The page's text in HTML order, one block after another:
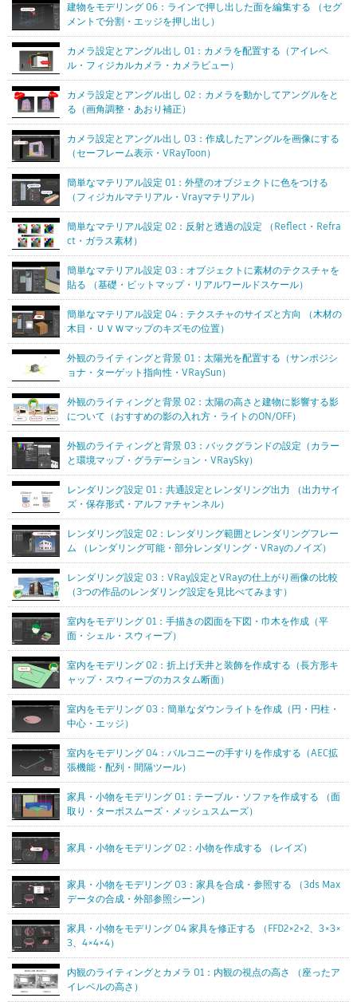
建物をモデリング 06：ラインで押し出した面を編集する （セグ
メントで分割・エッジを押し出し）
カメラ設定とアングル出し 01：カメラを配置する（アイレベ
ル・フィジカルカメラ・カメラビュー）
カメラ設定とアングル出し 02：カメラを動かしてアングルをと
る（画角調整・あおり補正）
カメラ設定とアングル出し 03：作成したアングルを画像にする
（セーフレーム表示・VRayToon）
簡単なマテリアル設定 01：外壁のオブジェクトに色をつける
（フィジカルマテリアル・Vrayマテリアル）
簡単なマテリアル設定 02：反射と透過の設定 （Reflect・Refra
ct・ガラス素材）
簡単なマテリアル設定 03：オブジェクトに素材のテクスチャを
貼る （基礎・ビットマップ・リアルワールドスケール）
簡単なマテリアル設定 04：テクスチャのサイズと方向 （木材の
木目・ＵＶＷマップのキズモの位置）
外観のライティングと背景 01：太陽光を配置する（サンポジシ
ョナ・ターゲット指向性・VRaySun）
外観のライティングと背景 02：太陽の高さと建物に影響する影
について（おすすめの影の入れ方・ライトのON/OFF）
外観のライティングと背景 03：バックグランドの設定（カラー
と環境マップ・グラデーション・VRaySky）
レンダリング設定 01：共通設定とレンダリング出力 （出力サイ
ズ・保存形式・アルファチャンネル）
レンダリング設定 02：レンダリング範囲とレンダリングフレー
ム （レンダリング可能・部分レンダリング・VRayのノイズ）
レンダリング設定 03：VRay設定とVRayの仕上がり画像の比較
（3つの作品のレンダリング設定を見比べてみます）
室内をモデリング 01：手描きの図面を下図・巾木を作成（平
面・シェル・スウィープ）
室内をモデリング 02：折上げ天井と装飾を作成する（長方形キ
ャップ・スウィープのカスタム断面）
室内をモデリング 03：簡単なダウンライトを作成（円・円柱・
中心・エッジ）
室内をモデリング 04：バルコニーの手すりを作成する（AEC拡
張機能・配列・間隔ツール）
家具・小物をモデリング 01：テーブル・ソファを作成する （面
取り・ターボスムーズ・メッシュスムーズ）
家具・小物をモデリング 02：小物を作成する （レイズ）
家具・小物をモデリング 03：家具を合成・参照する （3ds Max
データの合成・外部参照シーン）
家具・小物をモデリング 04 家具を修正する （FFD2×2×2、3×3×
3、4×4×4）
内観のライティングとカメラ 01：内観の視点の高さ （座ったア
イレベルの高さ）